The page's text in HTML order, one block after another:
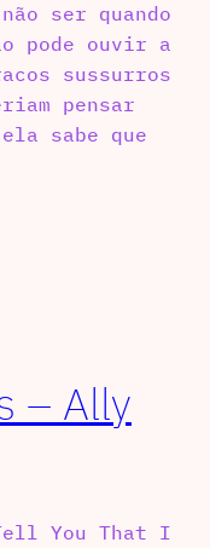
ser quando
pode ouvir a
sussurros
pensar
sabe que
– Ally
You That I